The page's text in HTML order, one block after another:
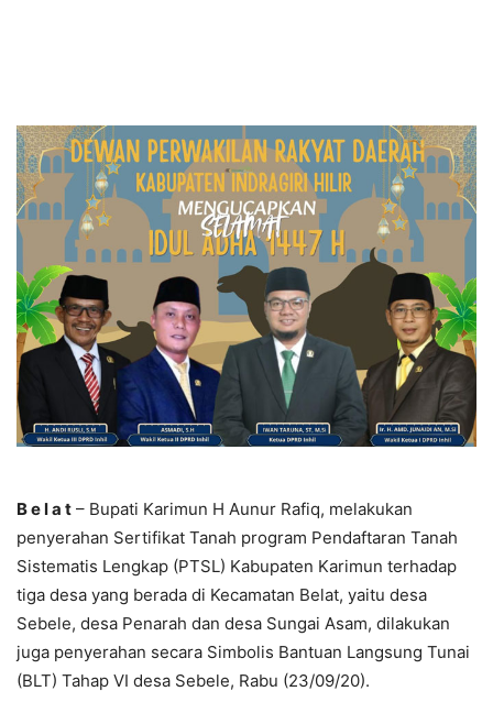
B e l a t – Bupati Karimun H Aunur Rafiq, melakukan
penyerahan Sertifikat Tanah program Pendaftaran Tanah
Sistematis Lengkap (PTSL) Kabupaten Karimun terhadap
tiga desa yang berada di Kecamatan Belat, yaitu desa
Sebele, desa Penarah dan desa Sungai Asam, dilakukan
juga penyerahan secara Simbolis Bantuan Langsung Tunai
(BLT) Tahap VI desa Sebele, Rabu (23/09/20).